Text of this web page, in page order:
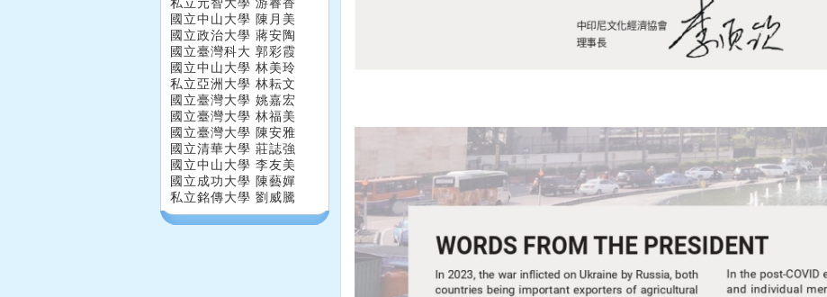
私立元智大學 游睿香
國立中山大學 陳月美
國立政治大學 蔣安陶
國立臺灣科大 郭彩霞
國立中山大學 林美玲
私立亞洲大學 林耘文
國立臺灣大學 姚嘉宏
國立臺灣大學 林福美
國立臺灣大學 陳安雅
國立清華大學 莊誌強
國立中山大學 李友美
國立成功大學 陳藝嬋
私立銘傳大學 劉威騰